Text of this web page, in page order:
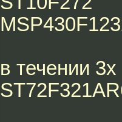
в течении